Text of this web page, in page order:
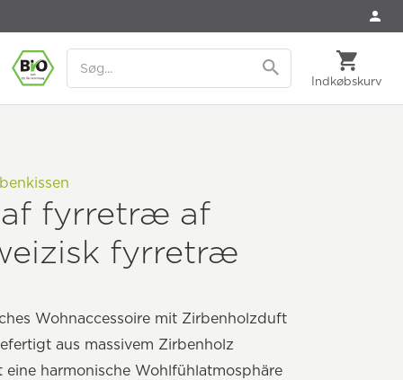
Indkøbskurv
af fyrretræ af
fyrretræ
Wohnaccessoire mit Zirbenholzduft
aus massivem Zirbenholz
eine harmonische Wohlfühlatmosphäre